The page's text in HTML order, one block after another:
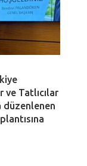
ve Tatlıcılar
düzenlenen